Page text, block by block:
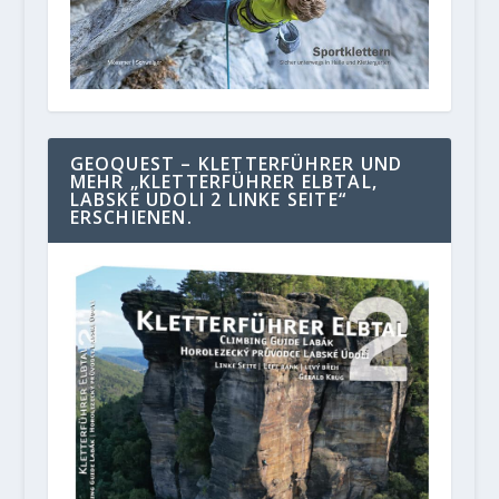
GEOQUEST – KLETTERFÜHRER UND
MEHR „KLETTERFÜHRER ELBTAL,
LABSKE UDOLI 2 LINKE SEITE“
ERSCHIENEN.